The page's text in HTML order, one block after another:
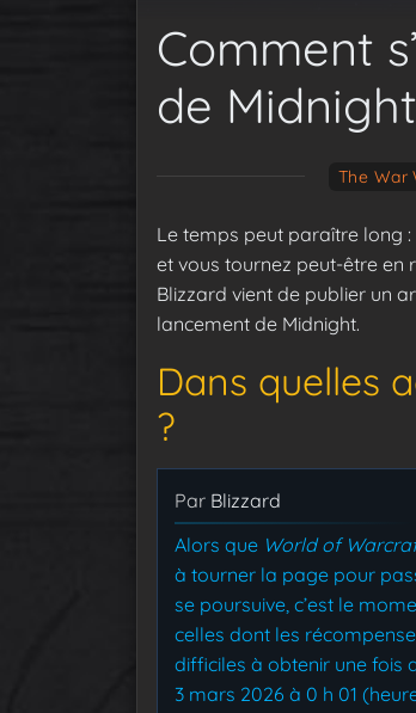
Comment
de
The War
Le temps peut paraître long :
et vous tournez peut-être en
Blizzard vient de publier un
lancement de Midnight.
Dans quelles
?
Par Blizzard
Alors que World of
à tourner la page pour
se poursuive, c’est le
celles dont les
difficiles à obtenir une fois
3 mars 2026 à 0 h 01